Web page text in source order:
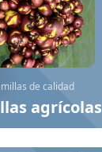
de calidad
agrícolas